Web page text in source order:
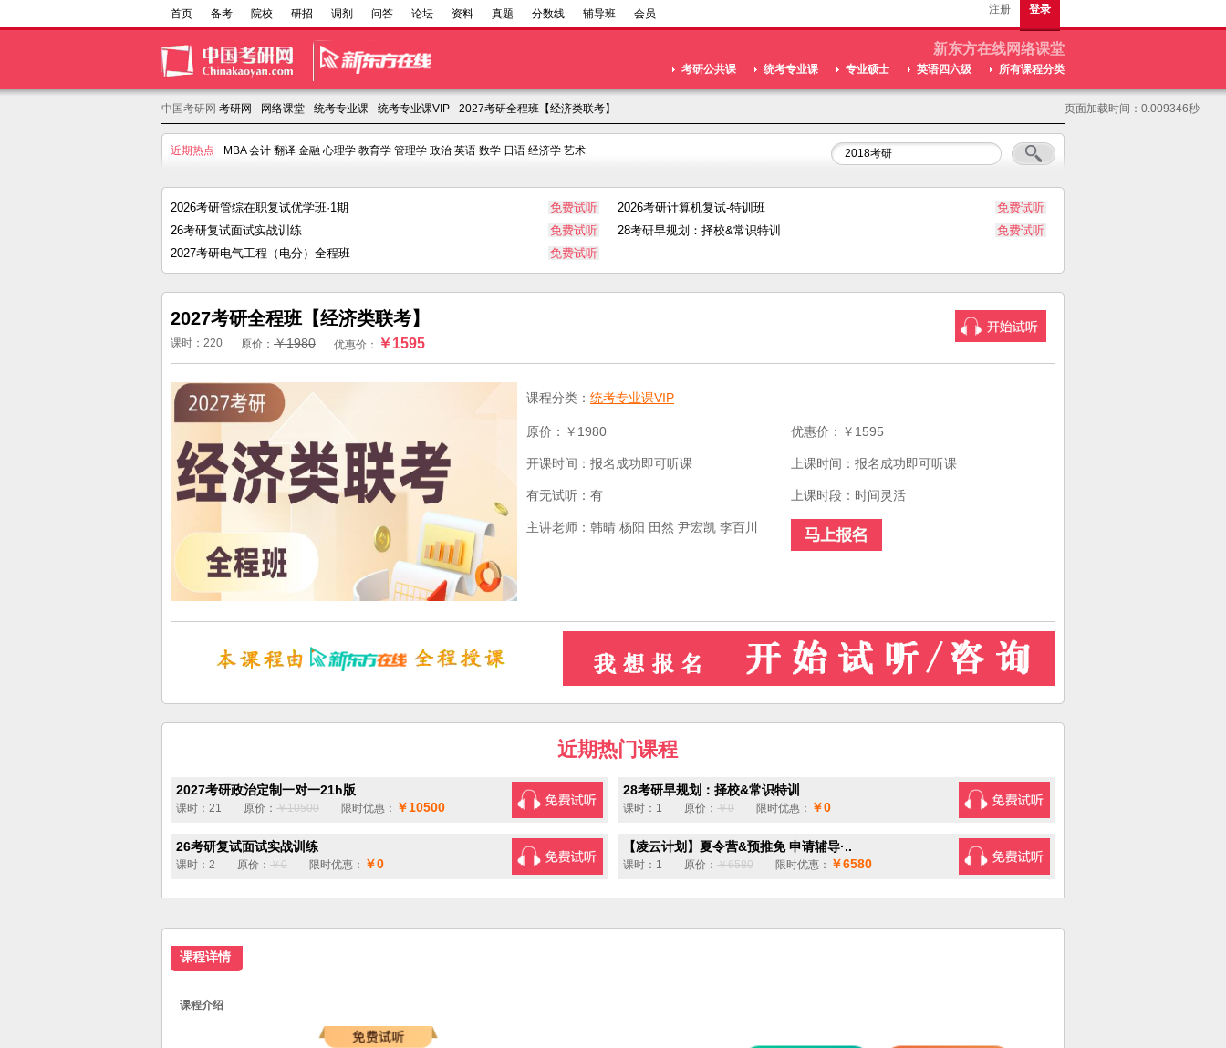
首页 备考 院校 研招 调剂 问答 论坛 资料 真题 分数线 辅导班 会员 注册 登录
新东方在线网络课堂
考研公共课 统考专业课 专业硕士 英语四六级 所有课程分类
中国考研网 考研网 - 网络课堂 - 统考专业课 - 统考专业课VIP - 2027考研全程班【经济类联考】
近期热点 MBA 会计 翻译 金融 心理学 教育学 管理学 政治 英语 数学 日语 经济学 艺术
2026考研管综在职复试优学班·1期 免费试听 2026考研计算机复试-特训班
免费试听
26考研复试面试实战训练
免费试听 28考研早规划：择校&常识特训
免费试听
2027考研电气工程（电分）全程班
免费试听
2027考研全程班【经济类联考】
课时：220 原价： ￥1980 优惠价： ￥1595
课程分类： 统考专业课VIP
原价：￥1980 优惠价：￥1595
开课时间：报名成功即可听课 上课时间：报名成功即可听课
有无试听：有 上课时段：时间灵活
主讲老师：韩晴 杨阳 田然 尹宏凯 李百川
近期热门课程
2027考研政治定制一对一21h版
课时：21 原价： ￥10500 限时优惠： ￥10500
28考研早规划：择校&常识特训
课时：1 原价： ￥0 限时优惠： ￥0
26考研复试面试实战训练
课时：2 原价： ￥0 限时优惠： ￥0
【凌云计划】夏令营&预推免 申请辅导·..
课时：1 原价： ￥6580 限时优惠： ￥6580
课程详情
课程介绍
页面加载时间：0.009346秒